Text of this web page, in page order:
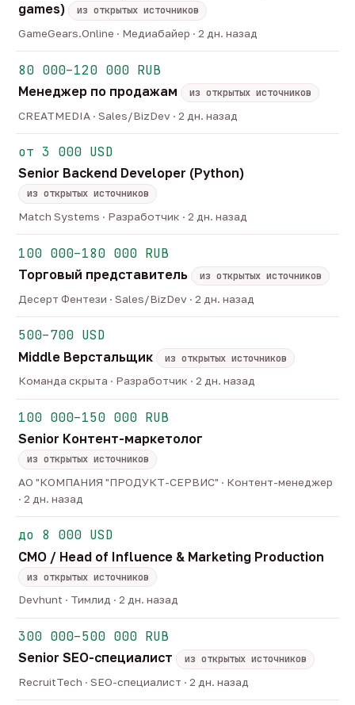
games)
из открытых источников
GameGears.Online · Медиабайер · 2 дн. назад
80 000–120 000 RUB
Менеджер по продажам
из открытых источников
CREATMEDIA · Sales/BizDev · 2 дн. назад
от 3 000 USD
Senior Backend Developer (Python)
из открытых источников
Match Systems · Разработчик · 2 дн. назад
100 000–180 000 RUB
Торговый представитель
из открытых источников
Десерт Фентези · Sales/BizDev · 2 дн. назад
500–700 USD
Middle Верстальщик
из открытых источников
Команда скрыта · Разработчик · 2 дн. назад
100 000–150 000 RUB
Senior Контент-маркетолог
из открытых источников
АО "КОМПАНИЯ "ПРОДУКТ-СЕРВИС" · Контент-менеджер
· 2 дн. назад
до 8 000 USD
CMO / Head of Influence & Marketing Production
из открытых источников
Devhunt · Тимлид · 2 дн. назад
300 000–500 000 RUB
Senior SEO-специалист
из открытых источников
RecruitTech · SEO-специалист · 2 дн. назад